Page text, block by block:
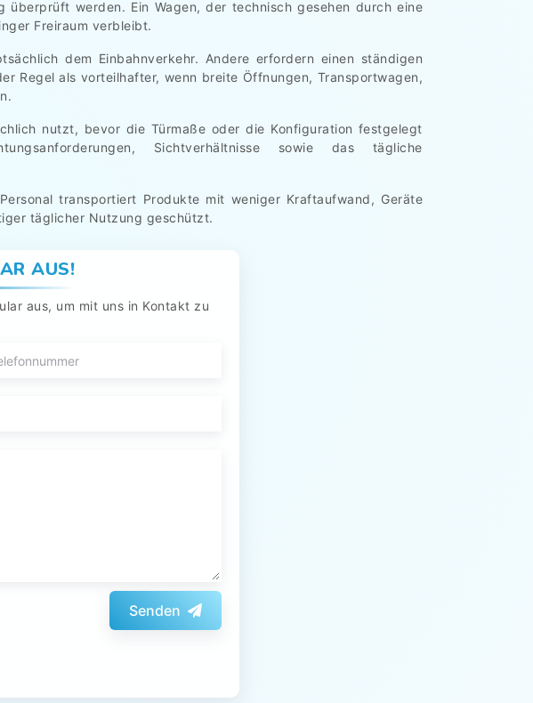
überprüft werden. Ein Wagen, der technisch gesehen durch eine
Freiraum verbleibt.
dem Einbahnverkehr. Andere erfordern einen ständigen
Regel als vorteilhafter, wenn breite Öffnungen, Transportwagen,
nutzt, bevor die Türmaße oder die Konfiguration festgelegt
Sichtverhältnisse sowie das tägliche
transportiert Produkte mit weniger Kraftaufwand, Geräte
täglicher Nutzung geschützt.
AUS!
aus, um mit uns in Kontakt zu
Senden